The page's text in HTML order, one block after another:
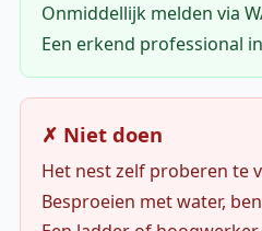
Onmiddellijk melden via
Een erkend professional
✗ Niet doen
Het nest zelf proberen te
Besproeien met water,